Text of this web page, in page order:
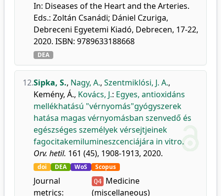
In: Diseases of the Heart and the Arteries.
Eds.: Zoltán Csanádi; Dániel Czuriga,
Debreceni Egyetemi Kiadó, Debrecen, 17-22,
2020. ISBN: 9789633188668
DEA
12.Sipka, S., Nagy, A., Szentmiklósi, J. A.,
Kemény, Á., Kovács, J.: Egyes, antioxidáns
mellékhatású "vérnyomás"gyógyszerek
hatása magas vérnyomásban szenvedő és
egészséges személyek vérsejtjeinek
fagocitakemilumineszcenciájára in vitro.
Orv. hetil. 161 (45), 1908-1913, 2020.
doi DEA WoS Scopus
Journal
metrics:
Q4 Medicine
(miscellaneous)